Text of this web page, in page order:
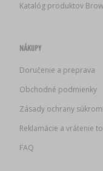
Katalóg produktov
NÁKUPY
Doručenie a preprava
Obchodné podmienky
Zásady ochrany
Reklamácie a vrátenie
FAQ